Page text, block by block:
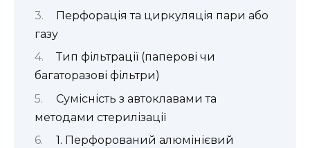
Перфорація та циркуляція пари або
газу
Тип фільтрації (паперові чи
багаторазові фільтри)
Сумісність з автоклавами та
методами стерилізації
1. Перфорований алюмінієвий